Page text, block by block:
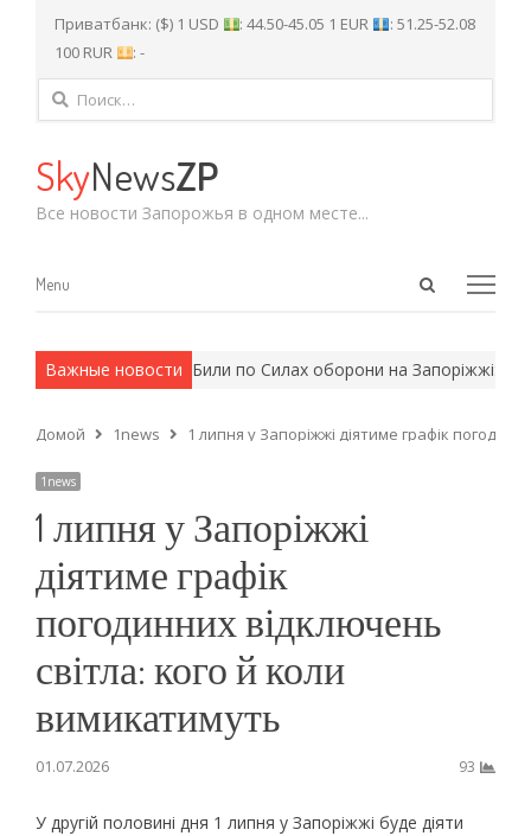
Приватбанк: ($) 1 USD : 44.50-45.05 1 EUR
: 51.25-52.08
100 RUR
: -
Найти:
SkyNewsZP
Все новости Запорожья в одном месте...
Open
Menu
Menu
Важные новости
методы. Били по Силах оборони на Запоріжжі:
Домой 1news 1 липня у Запоріжжі діятиме графік
1news
1 липня у Запоріжжі
діятиме графік
погодинних відключень
світла: кого й коли
вимикатимуть
01.07.2026 93
У другій половині дня 1 липня у Запоріжжі буде діяти